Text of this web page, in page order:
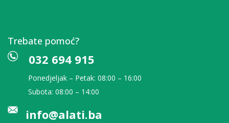
Trebate pomoć?
032 694 915
Ponedjeljak – Petak: 08:00 – 16:00
Subota: 08:00 – 14:00
info@alati.ba